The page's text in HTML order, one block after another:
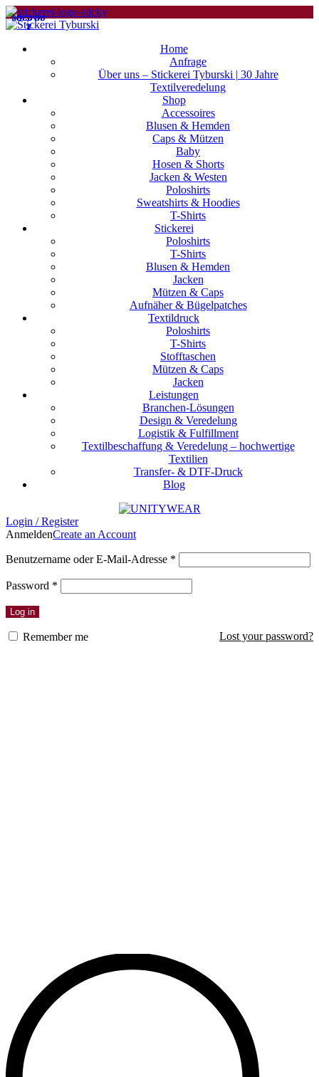
Home
Anfrage
Über uns – Stickerei Tyburski | 30 Jahre
Textilveredelung
Shop
Accessoires
Blusen & Hemden
Caps & Mützen
Baby
Hosen & Shorts
Jacken & Westen
Poloshirts
Sweatshirts & Hoodies
T-Shirts
Stickerei
Poloshirts
T-Shirts
Blusen & Hemden
Jacken
Mützen & Caps
Aufnäher & Bügelpatches
Textildruck
Poloshirts
T-Shirts
Stofftaschen
Mützen & Caps
Jacken
Leistungen
Branchen-Lösungen
Design & Veredelung
Logistik & Fulfillment
Textilbeschaffung & Veredelung – hochwertige
Textilien
Transfer- & DTF-Druck
Blog
Login / Register
AnmeldenCreate an Account
Benutzername oder E-Mail-Adresse *
Password *
Log in
Lost your password?
Remember me
SOLD OU
T
SOLD OU
T
SOLD OU
T
SOLD OU
T
SOLD OU
T
SOLD OU
T
SOLD OU
T
SOLD OU
T
SOLD OU
T
SOLD OU
T
SOLD OU
T
SOLD OU
T